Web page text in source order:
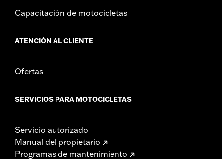
Capacitación de motocicletas
ATENCIÓN AL CLIENTE
Ofertas
SERVICIOS PARA MOTOCICLETAS
Servicio autorizado
Manual del propietario
Programas de mantenimiento